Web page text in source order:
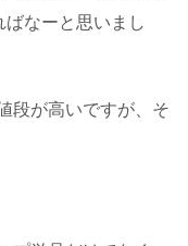
なーと思いまし
段が高いですが、そ